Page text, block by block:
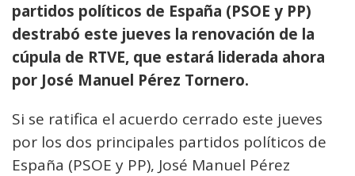
partidos políticos de España (PSOE y PP)
destrabó este jueves la renovación de la
cúpula de RTVE, que estará liderada ahora
por José Manuel Pérez Tornero.
Si se ratifica el acuerdo cerrado este jueves
por los dos principales partidos políticos de
España (PSOE y PP), José Manuel Pérez